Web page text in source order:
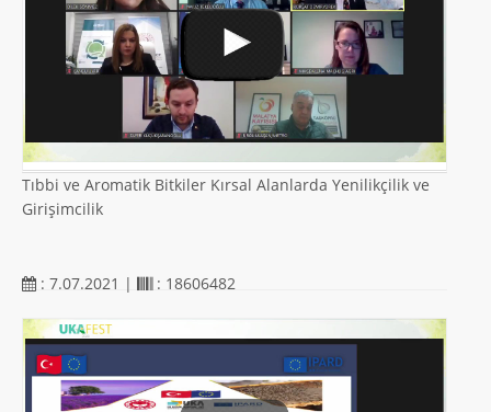
Tıbbi ve Aromatik Bitkiler Kırsal Alanlarda Yenilikçilik ve
Girişimcilik
: 7.07.2021 | : 18606482